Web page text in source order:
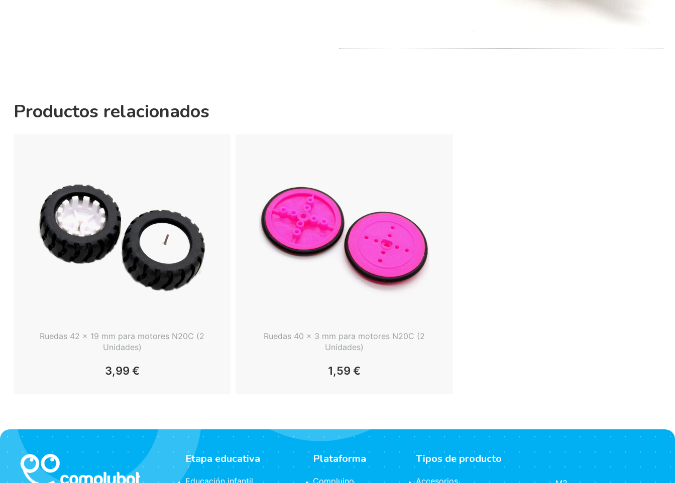
Productos relacionados
Ruedas 42 x 19 mm para motores N20C (2
Unidades)
3,99 €
Ruedas 40 x 3 mm para motores N20C (2
Unidades)
1,59 €
Etapa educativa
Educación infantil
Plataforma
Compluino
Tipos de producto
Accesorios